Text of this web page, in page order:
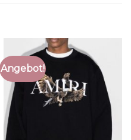
Angebot!